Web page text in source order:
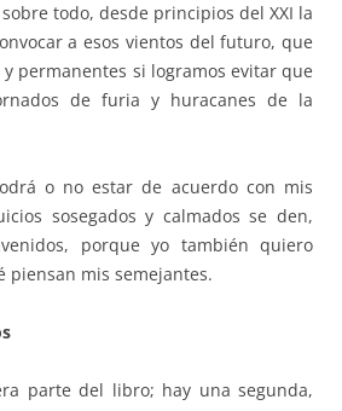
todo, desde principios del XXI la
a esos vientos del futuro, que
permanentes si logramos evitar que
de furia y huracanes de la
o no estar de acuerdo con mis
sosegados y calmados se den,
porque yo también quiero
piensan mis semejantes.
parte del libro; hay una segunda,